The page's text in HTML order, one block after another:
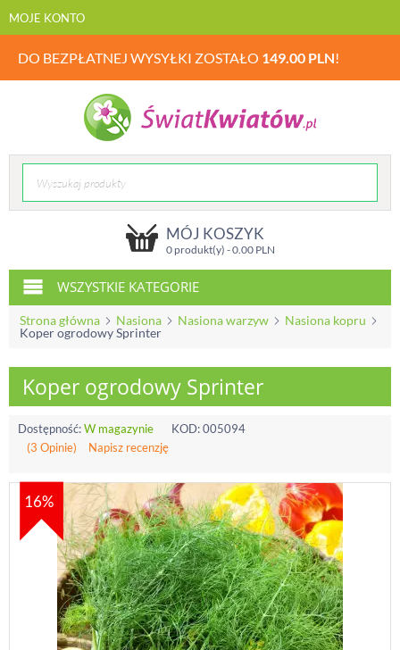
MOJE KONTO
DO BEZPŁATNEJ WYSYŁKI ZOSTAŁO 149.00 PLN!
MÓJ KOSZYK
0 produkt(y) -0.00PLN
WSZYSTKIE KATEGORIE
Strona główna Nasiona Nasiona warzyw
Nasiona kopru
Koper ogrodowy Sprinter
Koper ogrodowy Sprinter
Dostępność:W magazynie KOD:005094
(3 Opinie)
Napisz recenzję
16%